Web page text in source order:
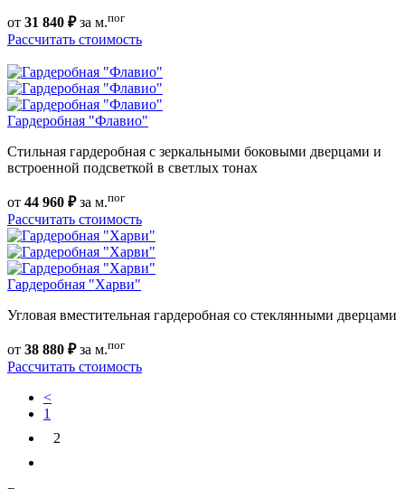
от 31 840 ₽за м.пог
Рассчитать стоимость
Гардеробная "Флавио"
Стильная гардеробная с зеркальными боковыми дверцами и
встроенной подсветкой в светлых тонах
от 44 960 ₽за м.пог
Рассчитать стоимость
Гардеробная "Харви"
Угловая вместительная гардеробная со стеклянными дверцами
от 38 880 ₽за м.пог
Рассчитать стоимость
<
1
2